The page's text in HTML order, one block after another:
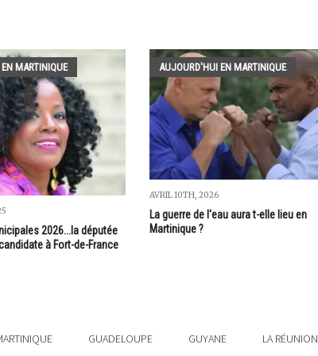
MARTINIQUE
2026...la députée
à Fort-de-France
AUJOURD'HUI EN MARTINIQUE
AVRIL 10TH, 2026
La guerre de l'eau aura t-elle lieu en
Martinique ?
GUADELOUPE GUYANE LA RÉUNION